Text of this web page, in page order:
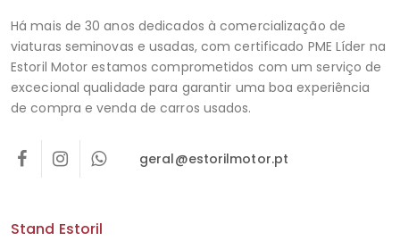
Há mais de 30 anos dedicados à comercialização de
viaturas seminovas e usadas, com certificado PME Líder na
Estoril Motor estamos comprometidos com um serviço de
excecional qualidade para garantir uma boa experiência
de compra e venda de carros usados.
geral@estorilmotor.pt
Stand Estoril